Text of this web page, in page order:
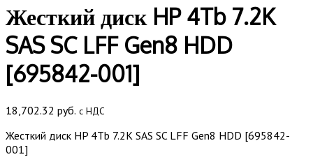
Жесткий диск HP 4Tb 7.2K
SAS SC LFF Gen8 HDD
[695842-001]
18,702.32 руб. с НДС
Жесткий диск HP 4Tb 7.2K SAS SC LFF Gen8 HDD [695842-
001]